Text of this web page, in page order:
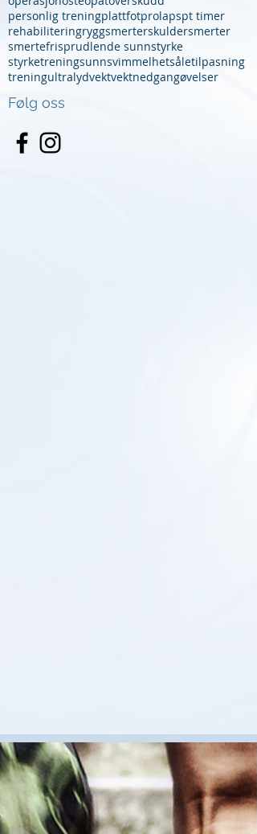
personlig treningplattfotprolapspt timer
rehabiliteringryggsmerterskuldersmerter
smertefrisprudlende sunnstyrke
styrketreningsunnsvimmelhetsåletilpasning
treningultralydvektvektnedgangøvelser
Følg oss